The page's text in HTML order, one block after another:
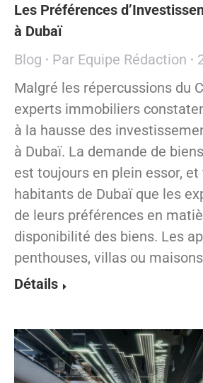
Les Préférences
à Dubaï
Blog
Par Equipe Rédaction
Malgré les répercussions du
experts immobiliers
à la hausse des
à Dubaï. La demande de
est toujours en plein essor,
habitants de Dubaï que les
de leurs préférences en
disponibilité des biens. Les
penthouses, villas ou
Détails